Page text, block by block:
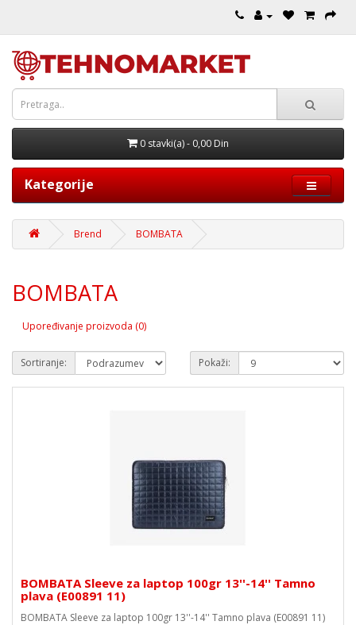
0 stavki(a) - 0,00 Din
Kategorije
Brend BOMBATA
BOMBATA
Upoređivanje proizvoda (0)
Sortiranje: Pokaži:
BOMBATA Sleeve za laptop 100gr 13''-14'' Tamno
plava (E00891 11)
BOMBATA Sleeve za laptop 100gr 13''-14'' Tamno plava (E00891 11)